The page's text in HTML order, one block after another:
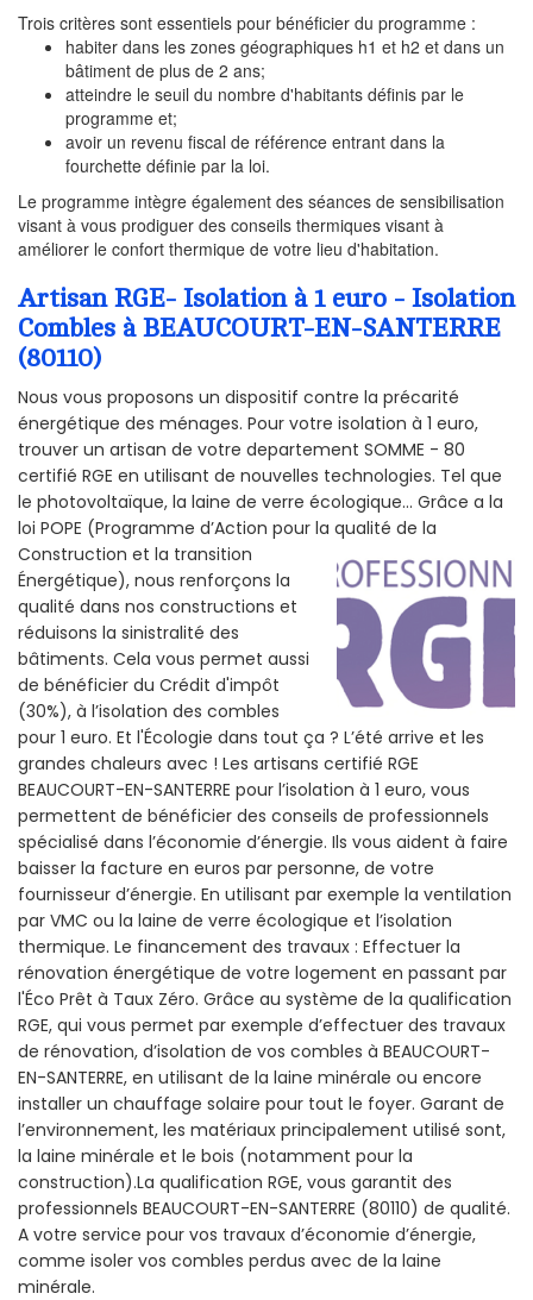
Trois critères sont essentiels pour bénéficier du programme :
habiter dans les zones géographiques h1 et h2 et dans un
bâtiment de plus de 2 ans;
atteindre le seuil du nombre d'habitants définis par le
programme et;
avoir un revenu fiscal de référence entrant dans la
fourchette définie par la loi.
Le programme intègre également des séances de sensibilisation
visant à vous prodiguer des conseils thermiques visant à
améliorer le confort thermique de votre lieu d'habitation.
Artisan RGE- Isolation à 1 euro - Isolation
Combles à BEAUCOURT-EN-SANTERRE
(80110)
Nous vous proposons un dispositif contre la précarité
énergétique des ménages. Pour votre isolation à 1 euro,
trouver un artisan de votre departement SOMME - 80
certifié RGE en utilisant de nouvelles technologies. Tel que
le photovoltaïque, la laine de verre écologique... Grâce a la
loi POPE (Programme d’Action pour la qualité de la
Construction et la transition
Énergétique), nous renforçons la
qualité dans nos constructions et
réduisons la sinistralité des
bâtiments. Cela vous permet aussi
de bénéficier du Crédit d'impôt
(30%), à l’isolation des combles
pour 1 euro. Et l'Écologie dans tout ça ? L’été arrive et les
grandes chaleurs avec ! Les artisans certifié RGE
BEAUCOURT-EN-SANTERRE pour l’isolation à 1 euro, vous
permettent de bénéficier des conseils de professionnels
spécialisé dans l’économie d’énergie. Ils vous aident à faire
baisser la facture en euros par personne, de votre
fournisseur d’énergie. En utilisant par exemple la ventilation
par VMC ou la laine de verre écologique et l’isolation
thermique. Le financement des travaux : Effectuer la
rénovation énergétique de votre logement en passant par
l'Éco Prêt à Taux Zéro. Grâce au système de la qualification
RGE, qui vous permet par exemple d’effectuer des travaux
de rénovation, d’isolation de vos combles à BEAUCOURT-
EN-SANTERRE, en utilisant de la laine minérale ou encore
installer un chauffage solaire pour tout le foyer. Garant de
l’environnement, les matériaux principalement utilisé sont,
la laine minérale et le bois (notamment pour la
construction).La qualification RGE, vous garantit des
professionnels BEAUCOURT-EN-SANTERRE (80110) de qualité.
A votre service pour vos travaux d’économie d’énergie,
comme isoler vos combles perdus avec de la laine
minérale.